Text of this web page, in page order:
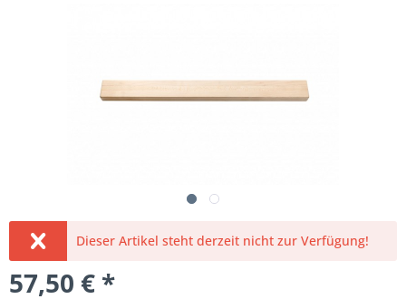
Dieser Artikel steht derzeit nicht zur Verfügung!
57,50 € *